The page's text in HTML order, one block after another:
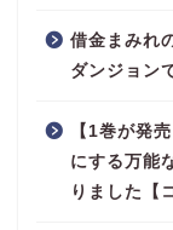
借金まみれ
ダンジョン
【1巻が発
にする万能
りました【